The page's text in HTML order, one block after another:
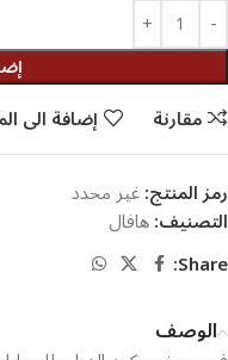
مقارنة
إضافة الى
رمز المنتج:غير محدد
التصنيف:هافال
Share:
الوصف